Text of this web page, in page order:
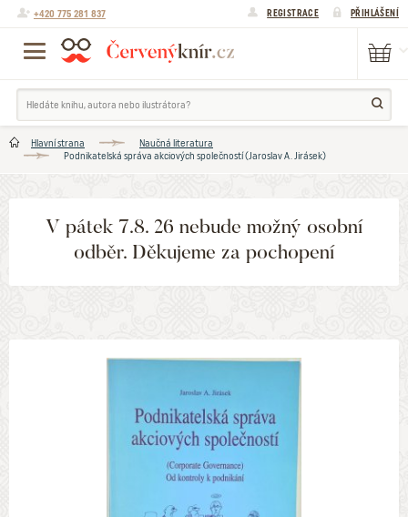
+420 775 281 837 REGISTRACE PŘIHLÁŠENÍ
Hlavní strana
Naučná literatura
Podnikatelská správa akciových společností (Jaroslav A. Jirásek)
V pátek 7.8. 26 nebude možný osobní
odběr. Děkujeme za pochopení